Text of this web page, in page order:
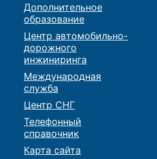
Дополнительное
образование
Центр автомобильно-
дорожного
инжиниринга
Международная
служба
Центр СНГ
Телефонный
справочник
Карта сайта